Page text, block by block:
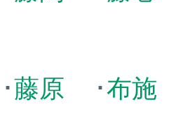
･藤原 ･布施